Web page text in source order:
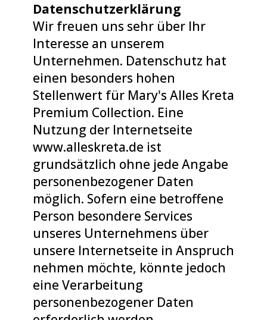
Datenschutzerklärung
Wir freuen uns sehr über Ihr
Interesse an unserem
Unternehmen. Datenschutz hat
einen besonders hohen
Stellenwert für Mary's Alles Kreta
Premium Collection. Eine
Nutzung der Internetseite
www.alleskreta.de ist
grundsätzlich ohne jede Angabe
personenbezogener Daten
möglich. Sofern eine betroffene
Person besondere Services
unseres Unternehmens über
unsere Internetseite in Anspruch
nehmen möchte, könnte jedoch
eine Verarbeitung
personenbezogener Daten